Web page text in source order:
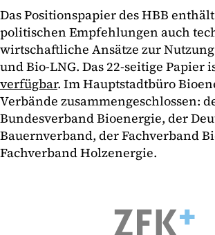
Das Positionspapier des HBB
politischen Empfehlungen auch
wirtschaftliche Ansätze zur
und Bio-LNG. Das 22-seitige Papier
verfügbar. Im Hauptstadtbüro
Verbände zusammengeschlossen:
Bundesverband Bioenergie, der
Bauernverband, der Fachverband
Fachverband Holzenergie.